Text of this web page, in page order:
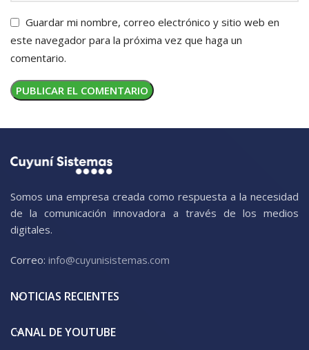
Guardar mi nombre, correo electrónico y sitio web en
este navegador para la próxima vez que haga un
comentario.
Somos una empresa creada como respuesta a la necesidad
de la comunicación innovadora a través de los medios
digitales.
Correo: info@cuyunisistemas.com
NOTICIAS RECIENTES
CANAL DE YOUTUBE